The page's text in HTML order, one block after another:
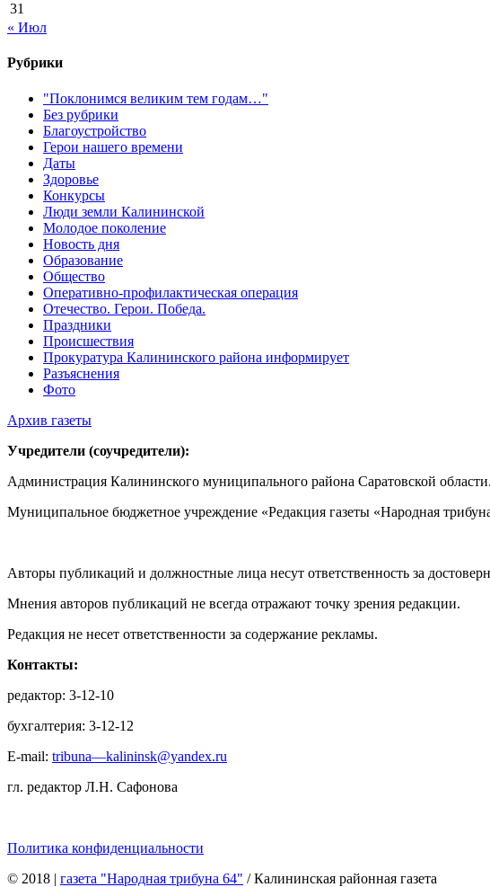
31
« Июл
Рубрики
"Поклонимся великим тем годам…"
Без рубрики
Благоустройство
Герои нашего времени
Даты
Здоровье
Конкурсы
Люди земли Калининской
Молодое поколение
Новость дня
Образование
Общество
Оперативно-профилактическая операция
Отечество. Герои. Победа.
Праздники
Происшествия
Прокуратура Калининского района информирует
Разъяснения
Фото
Архив газеты
Учредители (соучредители):
Администрация Калининского муниципального района Саратовской области.
Муниципальное бюджетное учреждение «Редакция газеты «Народная
Авторы публикаций и должностные лица несут ответственность за
Мнения авторов публикаций не всегда отражают точку зрения редакции.
Редакция не несет ответственности за содержание рекламы.
Контакты:
редактор: 3-12-10
бухгалтерия: 3-12-12
E-mail: tribuna—kalininsk@yandex.ru
гл. редактор Л.Н. Сафонова
Политика конфиденциальности
© 2018 | газета "Народная трибуна 64" / Калининская районная газета